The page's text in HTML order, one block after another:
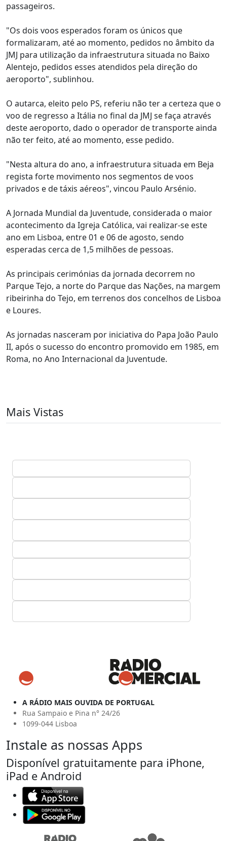
passageiros.
"Os dois voos esperados foram os únicos que
formalizaram, até ao momento, pedidos no âmbito da
JMJ para utilização da infraestrutura situada no Baixo
Alentejo, pedidos esses atendidos pela direção do
aeroporto", sublinhou.
O autarca, eleito pelo PS, referiu não ter a certeza que o
voo de regresso a Itália no final da JMJ se faça através
deste aeroporto, dado o operador de transporte ainda
não ter feito, até ao momento, esse pedido.
"Nesta altura do ano, a infraestrutura situada em Beja
regista forte movimento nos segmentos de voos
privados e de táxis aéreos", vincou Paulo Arsénio.
A Jornada Mundial da Juventude, considerada o maior
acontecimento da Igreja Católica, vai realizar-se este
ano em Lisboa, entre 01 e 06 de agosto, sendo
esperadas cerca de 1,5 milhões de pessoas.
As principais cerimónias da jornada decorrem no
Parque Tejo, a norte do Parque das Nações, na margem
ribeirinha do Tejo, em terrenos dos concelhos de Lisboa
e Loures.
As jornadas nasceram por iniciativa do Papa João Paulo
II, após o sucesso do encontro promovido em 1985, em
Roma, no Ano Internacional da Juventude.
Mais Vistas
A RÁDIO MAIS OUVIDA DE PORTUGAL
Rua Sampaio e Pina n° 24/26
1099-044 Lisboa
Instale as nossas Apps
Disponível gratuitamente para iPhone,
iPad e Android